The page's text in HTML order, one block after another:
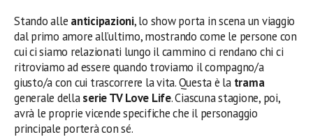
Stando alle anticipazioni, lo show porta in scena un viaggio
dal primo amore all’ultimo, mostrando come le persone con
cui ci siamo relazionati lungo il cammino ci rendano chi ci
ritroviamo ad essere quando troviamo il compagno/a
giusto/a con cui trascorrere la vita. Questa è latrama
generale dellaserie TV Love Life. Ciascuna stagione, poi,
avrà le proprie vicende specifiche che il personaggio
principale porterà con sé.